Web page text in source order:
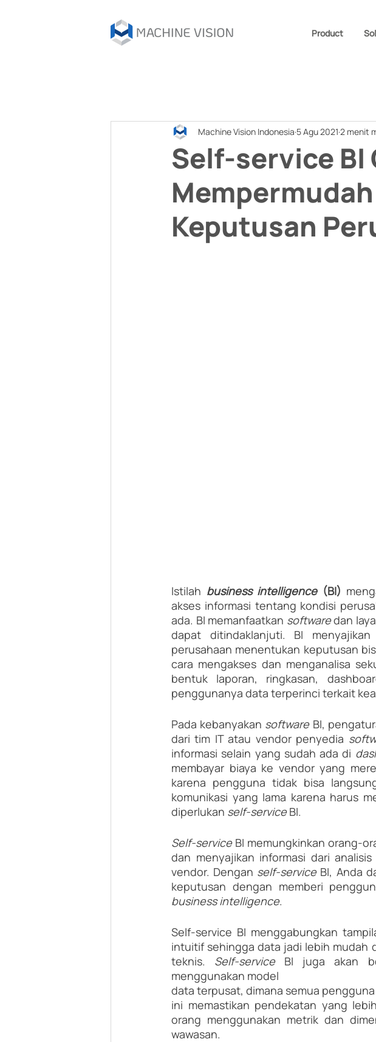
Product
Self-service BI
Keputusan
Machine Vision Indonesia 5 Agu 2021 2 menit
Istilah business intelligence (BI)
akses informasi tentang kondisi
ada. BI memanfaatkan software dan
dapat ditindaklanjuti. BI
perusahaan menentukan keputusan
cara mengakses dan menganalisa
bentuk laporan, ringkasan,
penggunanya data terperinci terkait
Pada kebanyakan software BI,
dari tim IT atau vendor penyedia
informasi selain yang sudah ada di
membayar biaya ke vendor yang
karena pengguna tidak bisa
komunikasi yang lama karena harus
diperlukan self-service BI.
Self-service BI memungkinkan orang-
dan menyajikan informasi dari
vendor. Dengan self-service BI, Anda
keputusan dengan memberi
business intelligence.
Self-service BI menggabungkan
intuitif sehingga data jadi lebih mudah
teknis. Self-service BI juga akan
menggunakan model
data terpusat, dimana semua
ini memastikan pendekatan yang
orang menggunakan metrik dan
wawasan.